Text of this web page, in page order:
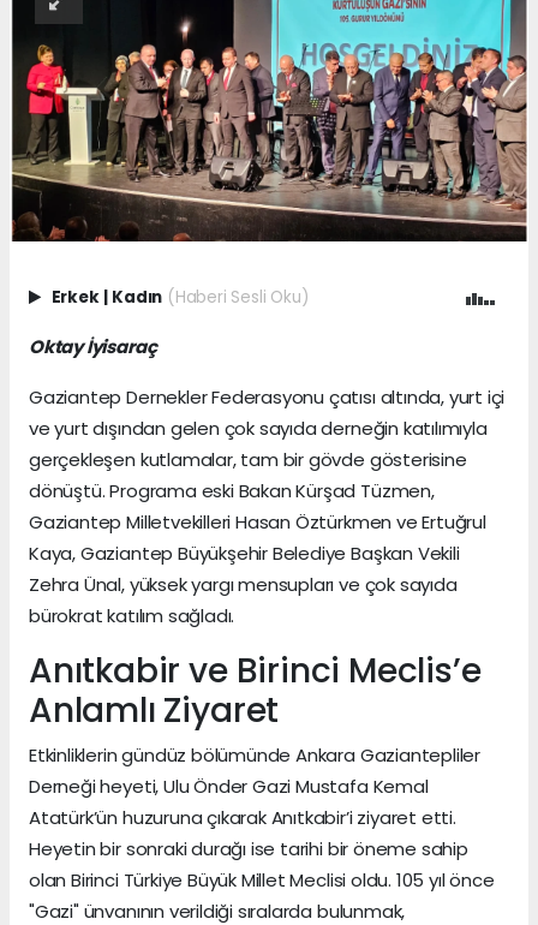
Erkek | Kadın (Haberi Sesli Oku)
Oktay İyisaraç
Gaziantep Dernekler Federasyonu çatısı altında, yurt içi
ve yurt dışından gelen çok sayıda derneğin katılımıyla
gerçekleşen kutlamalar, tam bir gövde gösterisine
dönüştü. Programa eski Bakan Kürşad Tüzmen,
Gaziantep Milletvekilleri Hasan Öztürkmen ve Ertuğrul
Kaya, Gaziantep Büyükşehir Belediye Başkan Vekili
Zehra Ünal, yüksek yargı mensupları ve çok sayıda
bürokrat katılım sağladı.
Anıtkabir ve Birinci Meclis’e
Anlamlı Ziyaret
Etkinliklerin gündüz bölümünde Ankara Gaziantepliler
Derneği heyeti, Ulu Önder Gazi Mustafa Kemal
Atatürk’ün huzuruna çıkarak Anıtkabir’i ziyaret etti.
Heyetin bir sonraki durağı ise tarihi bir öneme sahip
olan Birinci Türkiye Büyük Millet Meclisi oldu. 105 yıl önce
"Gazi" ünvanının verildiği sıralarda bulunmak,